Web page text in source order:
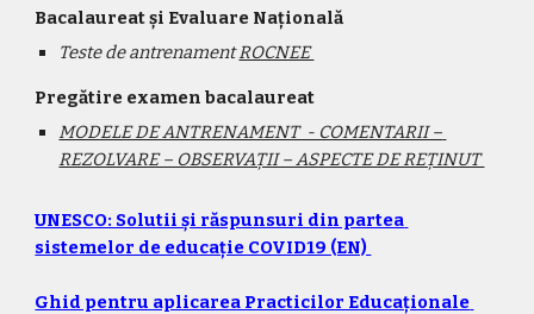
Bacalaureat și Evaluare Națională
Teste de antrenament ROCNEE
Pregătire examen bacalaureat
MODELE DE ANTRENAMENT  - COMENTARII –
REZOLVARE – OBSERVAȚII – ASPECTE DE REȚINUT
UNESCO: Solutii și răspunsuri din partea
sistemelor de educație COVID19 (EN)
Ghid pentru aplicarea Practicilor Educaționale